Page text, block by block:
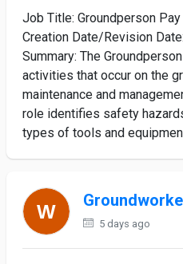
Job Title: Groundperson
Creation Date/Revision
Summary: The
activities that occur on the
maintenance and
role identifies safety
types of tools and
5 days ago